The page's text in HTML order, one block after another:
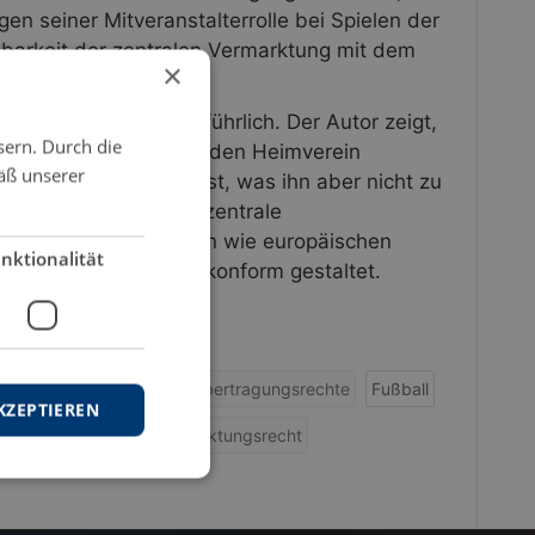
seiner Mitveranstalterrolle bei Spielen der
der zentralen Vermarktung mit dem
das Problem ausführlich. Der Autor zeigt,
spielaustragenden Heimverein
Bundesligaspiels ist, was ihn aber nicht zu
berechtigt, die zentrale
den vom nationalen wie europäischen
wettbewerbskonform gestaltet.
Bund DFB Fernsehübertragungsrechte Fußball
Veranstalter Vermarktungsrecht
×
Durch die
unserer